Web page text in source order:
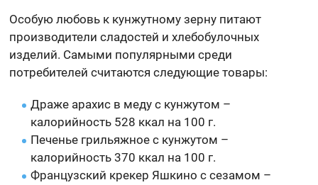
Особую любовь к кунжутному зерну питают
производители сладостей и хлебобулочных
изделий. Самыми популярными среди
потребителей считаются следующие товары:
Драже арахис в меду с кунжутом –
калорийность 528 ккал на 100 г.
Печенье грильяжное с кунжутом –
калорийность 370 ккал на 100 г.
Французский крекер Яшкино с сезамом –